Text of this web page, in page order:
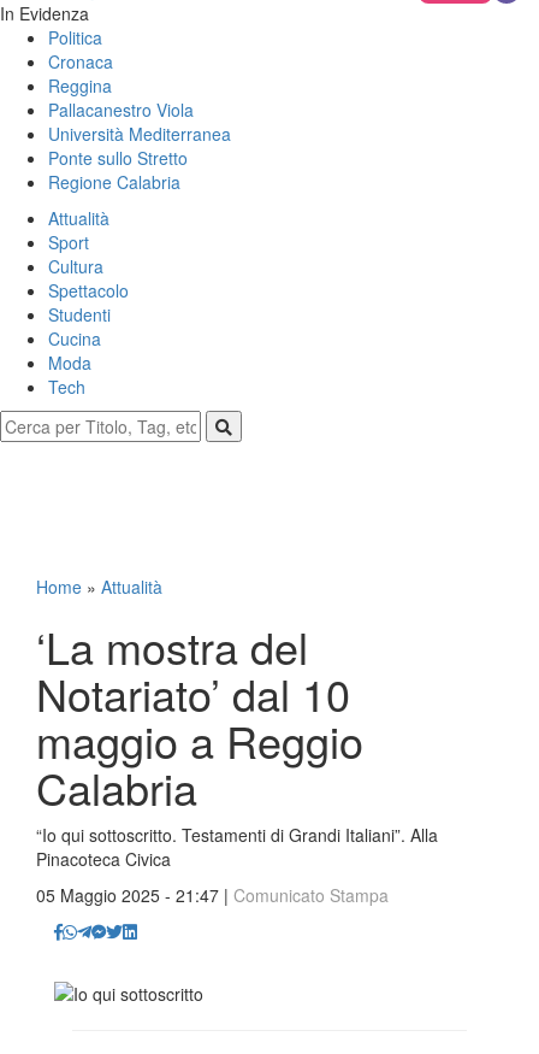
In Evidenza
Politica
Cronaca
Reggina
Pallacanestro Viola
Università Mediterranea
Ponte sullo Stretto
Regione Calabria
Attualità
Sport
Cultura
Spettacolo
Studenti
Cucina
Moda
Tech
Home » Attualità
‘La mostra del
Notariato’ dal 10
maggio a Reggio
Calabria
“Io qui sottoscritto. Testamenti di Grandi Italiani”. Alla
Pinacoteca Civica
05 Maggio 2025 - 21:47 | Comunicato Stampa